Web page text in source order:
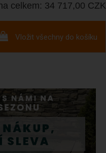
celkem: 34 717,00 CZK
Vložit všechny do košíku